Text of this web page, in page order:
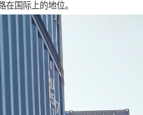
在国际上的地位。